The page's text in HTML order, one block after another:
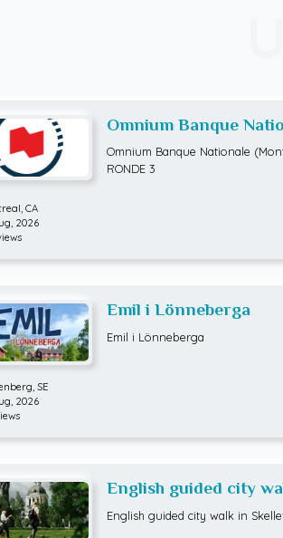
Omnium Banque
ATP Hommes tennis)
Omnium Banque Nationale
RONDE 3
CA
2026
Emil i Lönneberga
Emil i Lönneberga
SE
2026
English guided city
English guided city walk in